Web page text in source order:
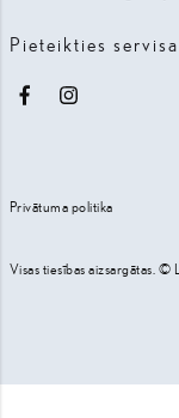
Pieteikties
Facebook
Visas tiesības aizsargātas.
Privātuma politika